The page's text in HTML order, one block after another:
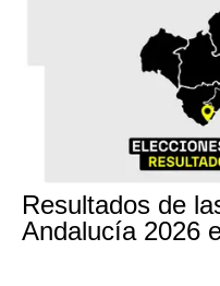
Resultados de
Andalucía 2026